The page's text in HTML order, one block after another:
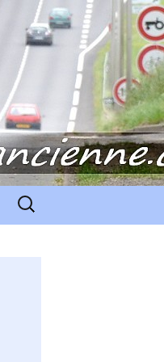
Rechercher :